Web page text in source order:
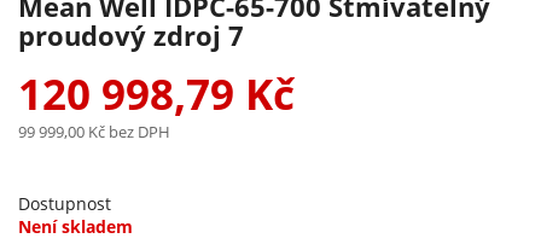
proudový zdroj 7
120 998,79 Kč
99 999,00 Kč bez DPH
Dostupnost
Není skladem